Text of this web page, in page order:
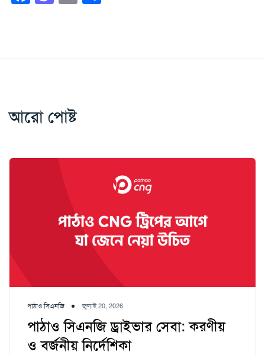
আরো পোষ্ট
পাঠাও সিএনজি জুলাই 20, 2026
পাঠাও সিএনজি ড্রাইভার সেবা: করণীয়
ও বর্জনীয় নির্দেশিকা